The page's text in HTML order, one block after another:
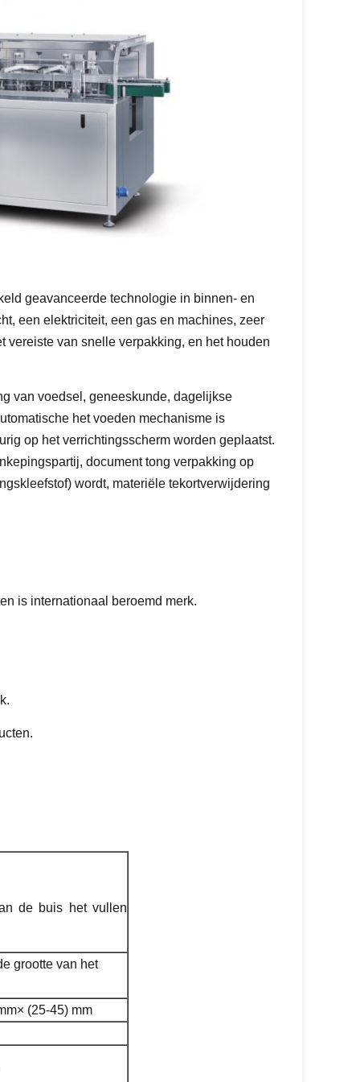
geavanceerde technologie in binnen- en
een elektriciteit, een gas en machines, zeer
vereiste van snelle verpakking, en het houden
van voedsel, geneeskunde, dagelijkse
het voeden mechanisme is
op het verrichtingsscherm worden geplaatst.
document tong verpakking op
wordt, materiële tekortverwijdering
is internationaal beroemd merk.
de buis het vullen
grootte van het
(25-45) mm